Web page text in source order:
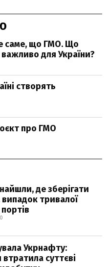
саме, що ГМО. Що
для України?
створять
про ГМО
де зберігати
тривалої
Укрнафту:
втратила суттєві